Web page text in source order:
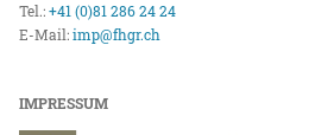
Tel.:+41 (0)81 286 24 24
E-Mail:imp@fhgr.ch
IMPRESSUM